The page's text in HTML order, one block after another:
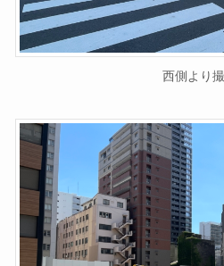
西側より